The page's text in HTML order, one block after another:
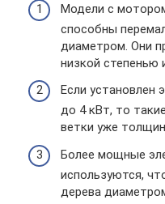
Модели с
способны
диаметром. Они
низкой степенью
Если установлен
до 4 кВт, то
ветки уже
Более мощные
используются,
дерева